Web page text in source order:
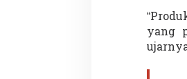
yang